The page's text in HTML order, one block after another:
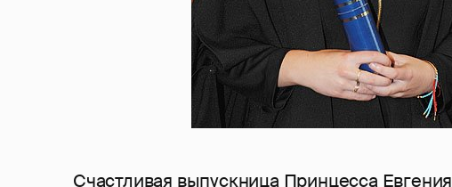
Счастливая выпускница Принцесса Евгения